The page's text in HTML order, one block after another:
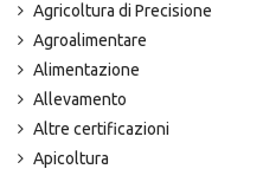
Agricoltura di Precisione
Agroalimentare
Alimentazione
Allevamento
Altre certificazioni
Apicoltura